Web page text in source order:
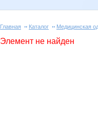
Главная Каталог Медицинская
Элемент не найден